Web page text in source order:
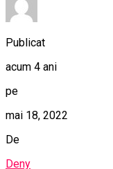
Publicat
acum 4 ani
pe
mai 18, 2022
De
Deny